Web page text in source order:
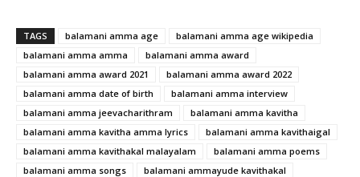
TAGS balamani amma age
balamani amma age wikipedia
balamani amma amma
balamani amma award
balamani amma award 2021
balamani amma award 2022
balamani amma date of birth
balamani amma interview
balamani amma jeevacharithram
balamani amma kavitha
balamani amma kavitha amma lyrics
balamani amma kavithaigal
balamani amma kavithakal malayalam
balamani amma poems
balamani amma songs
balamani ammayude kavithakal